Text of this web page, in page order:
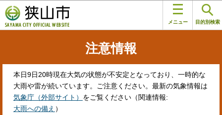
の
ペ
メニュー 目的別検索
注意情報
本日9日20時現在大気の状態が不安定となっており、一時的な
大雨や雷が続いています。ご注意ください。最新の気象情報は
気象庁（外部サイト） をご覧ください（関連情報:
大雨への備え ）